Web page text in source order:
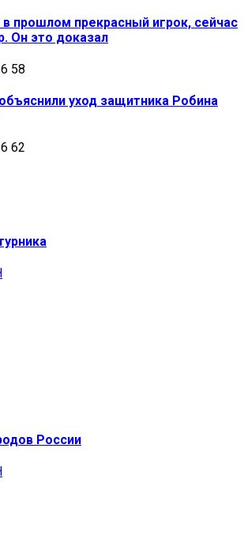
прошлом прекрасный игрок, сейчас
Он это доказал
58
уход защитника Робина
62
России